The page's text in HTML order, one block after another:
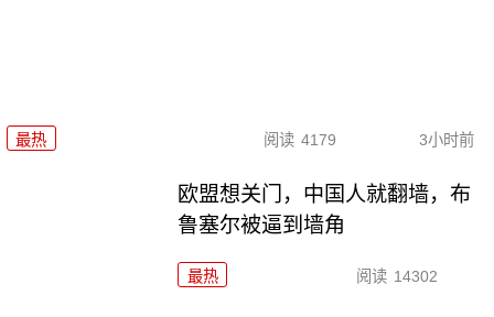
最热 阅读 4179 3小时前
欧盟想关门，中国人就翻墙，布
鲁塞尔被逼到墙角
最热 阅读 14302